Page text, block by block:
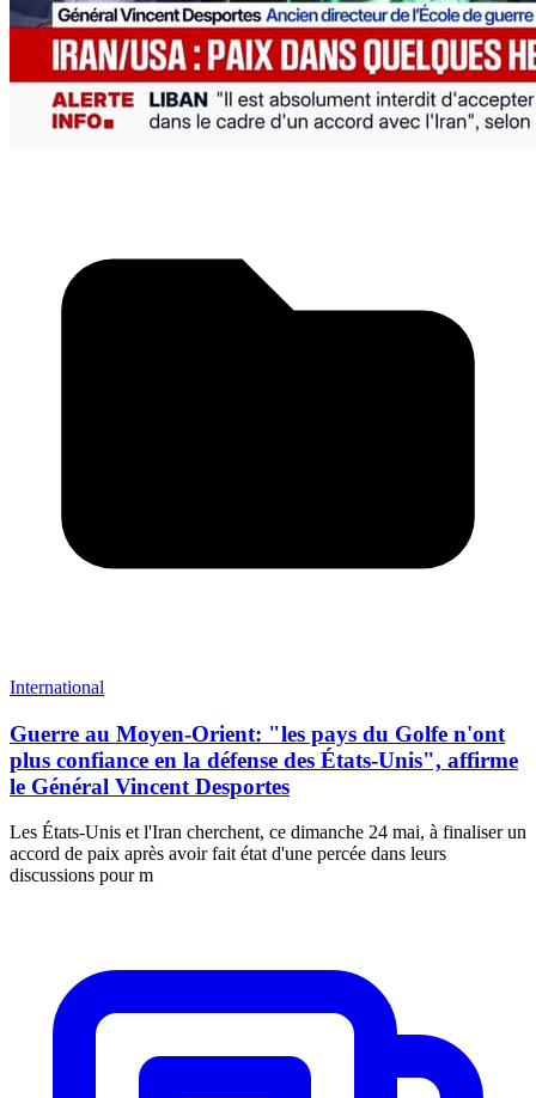
International
Guerre au Moyen-Orient: "les pays du Golfe n'ont
plus confiance en la défense des États-Unis", affirme
le Général Vincent Desportes
Les États-Unis et l'Iran cherchent, ce dimanche 24 mai, à finaliser un
accord de paix après avoir fait état d'une percée dans leurs
discussions pour m